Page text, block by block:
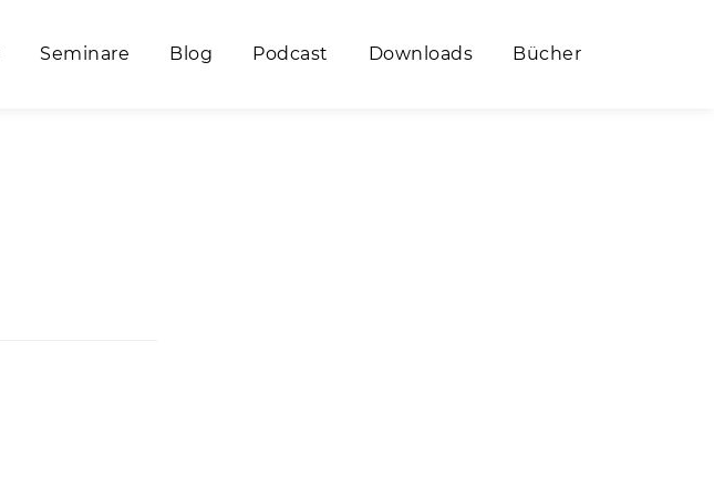
Seminare Blog Podcast Downloads Bücher